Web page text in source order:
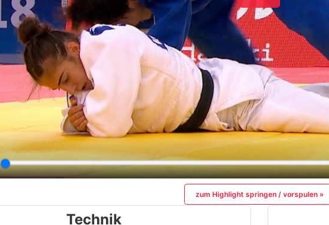
zum Highlight springen / vorspulen »
Technik